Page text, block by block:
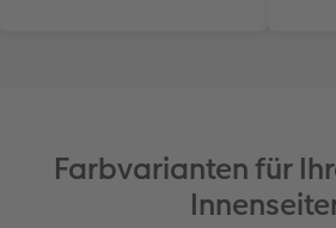
Farbvarianten für